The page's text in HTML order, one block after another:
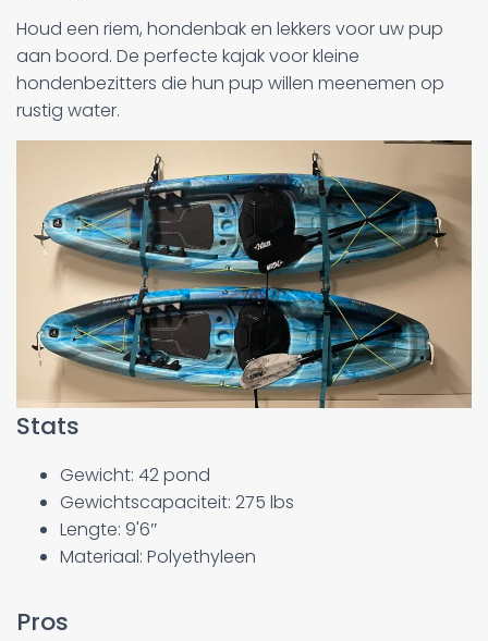
Houd een riem, hondenbak en lekkers voor uw pup
aan boord. De perfecte kajak voor kleine
hondenbezitters die hun pup willen meenemen op
rustig water.
Stats
Gewicht: 42 pond
Gewichtscapaciteit: 275 lbs
Lengte: 9'6″
Materiaal: Polyethyleen
Pros